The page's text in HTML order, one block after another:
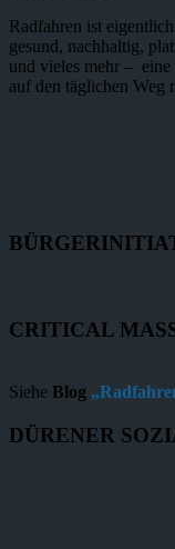
Radfahren ist
gesund, nachhaltig,
und vieles mehr –
auf den täglichen Weg
CRITICAL
Siehe Blog
DÜRENER